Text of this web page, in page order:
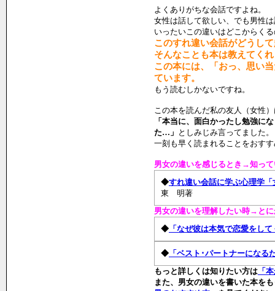
よくありがちな会話ですよね。
女性は話して欲しい、でも男性
いったいこの違いはどこからく
このすれ違い会話がどうし
そんなことも本は教えてく
この本には、「おっ、思い
ています。
もう読むしかないですね。
この本を読んだ私の友人（女性
「本当に、面白かったし勉強に
た…」 としみじみ言ってました。
一刻も早く読まれることをおす
男女の違いを感じるとき→知っ
◆すれ違い会話に学ぶ心理学
東 明著
男女の違いを理解したい時→と
◆ 「なぜ彼は本気で恋愛をし
◆ 「ベスト･パートナーになる
もっと詳しくは知りたい方は 「
また、男女の違いを書いた本を